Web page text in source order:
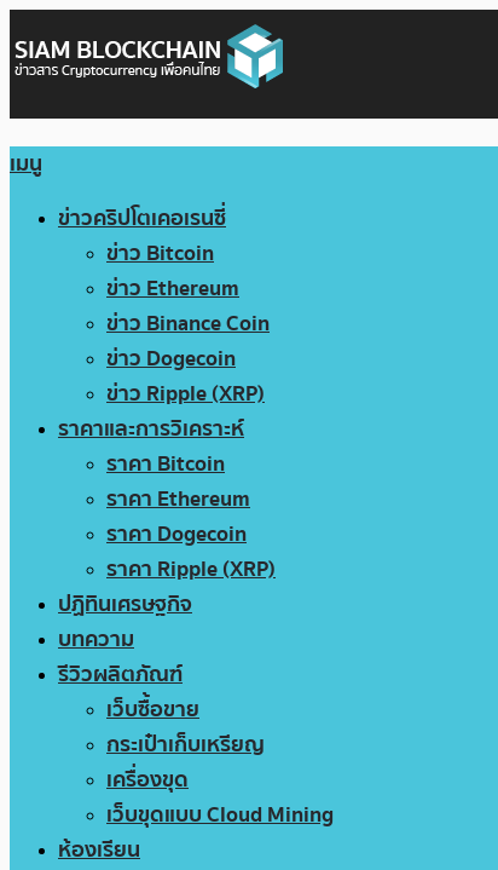
เมนู
ข่าวคริปโตเคอเรนซี่
ข่าว Bitcoin
ข่าว Ethereum
ข่าว Binance Coin
ข่าว Dogecoin
ข่าว Ripple (XRP)
ราคาและการวิเคราะห์
ราคา Bitcoin
ราคา Ethereum
ราคา Dogecoin
ราคา Ripple (XRP)
ปฏิทินเศรษฐกิจ
บทความ
รีวิวผลิตภัณฑ์
เว็บซื้อขาย
กระเป๋าเก็บเหรียญ
เครื่องขุด
เว็บขุดแบบ Cloud Mining
ห้องเรียน